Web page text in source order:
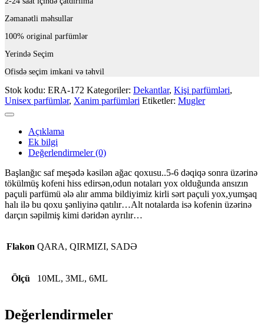
Zəmanətli məhsullar
100% original parfümlər
Yerində Seçim
Ofisdə seçim imkani və təhvil
Stok kodu: ERA-172 Kategoriler: Dekantlar, Kişi parfümləri,
Unisex parfümlər, Xanim parfümləri Etiketler: Mugler
Açıklama
Ek bilgi
Değerlendirmeler (0)
Başlanğıc saf meşədə kəsilən ağac qoxusu..5-6 dəqiqə sonra üzərinə
tökülmüş kofeni hiss edirsən,odun notaları yox olduğunda ansızın
paçuli parfümü ələ alır amma bildiyimiz kirli sərt paçuli yox,yumşaq
halı ilə bu qoxu şənliyinə qatılır…Alt notalarda isə kofenin üzərinə
darçın səpilmiş kimi dəridən ayrılır…
Flakon QARA, QIRMIZI, SADƏ
Ölçü 10ML, 3ML, 6ML
Değerlendirmeler